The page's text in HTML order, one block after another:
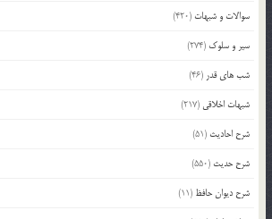
سوالات و شبهات (420)
سیر و سلوک (274)
شب های قدر (46)
شبهات اخلاقی (217)
شرح احادیث (51)
شرح حدیث (550)
شرح دیوان حافظ (11)